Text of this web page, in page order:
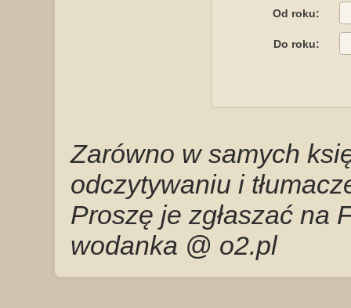
Od roku:
Do roku:
Zarówno w samych
odczytywaniu i
Proszę je zgłaszać na
wodanka @ o2.pl